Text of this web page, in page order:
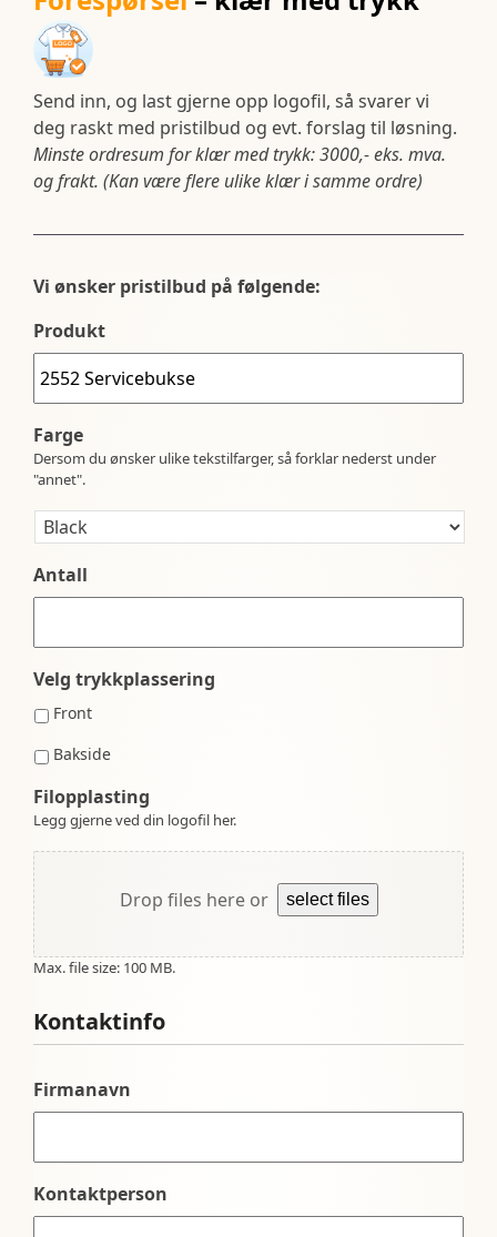
Send inn, og last gjerne opp logofil, så svarer vi
deg raskt med pristilbud og evt. forslag til løsning.
Minste ordresum for klær med trykk: 3000,- eks. mva.
og frakt. (Kan være flere ulike klær i samme ordre)
Vi ønsker pristilbud på følgende:
Produkt
Farge
Dersom du ønsker ulike tekstilfarger, så forklar nederst under
"annet".
Antall
Velg trykkplassering
Front
Bakside
Filopplasting
Legg gjerne ved din logofil her.
Drop files here or select files
Max. file size: 100 MB.
Kontaktinfo
Firmanavn
Kontaktperson